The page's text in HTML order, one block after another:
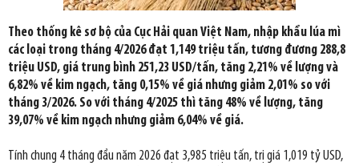
Theo thống kê sơ bộ của Cục Hải quan Việt Nam, nhập khẩu lúa mì
các loại trong tháng 4/2026 đạt 1,149 triệu tấn, tương đương 288,8
triệu USD, giá trung bình 251,23 USD/tấn, tăng 2,21% về lượng và
6,82% về kim ngạch, tăng 0,15% về giá nhưng giảm 2,01% so với
tháng 3/2026. So với tháng 4/2025 thì tăng 48% về lượng, tăng
39,07% về kim ngạch nhưng giảm 6,04% về giá.
Tính chung 4 tháng đầu năm 2026 đạt 3,985 triệu tấn, trị giá 1,019 tỷ USD,